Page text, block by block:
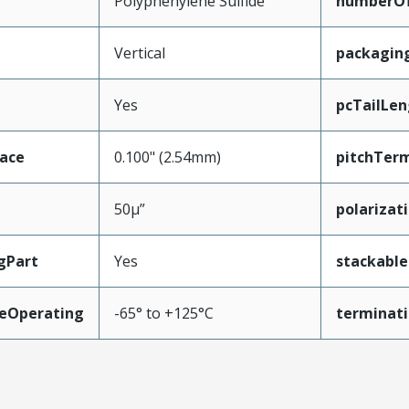
Vertical
Yes
0.100" (2.54mm)
50µ”
Yes stackable
-65° to +125°C